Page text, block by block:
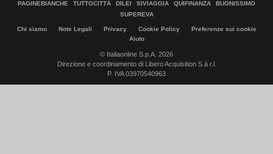
PAGINEBIANCHE
TUTTOCITTÀ DILEI SIVIAGGIA QUIFINANZA
BUONISSIMO
SUPEREVA
Chi siamo Note Legali Privacy Cookie Policy
Preferenze sui cookie
Aiuto
© Italiaonline S.p.A. 2026
Direzione e coordinamento di Libero Acquisition S.á r.l.
P. IVA 03970540963